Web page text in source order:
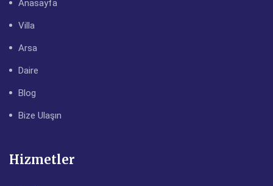
Anasayfa
Villa
Arsa
Daire
Blog
Bize Ulaşın
Hizmetler